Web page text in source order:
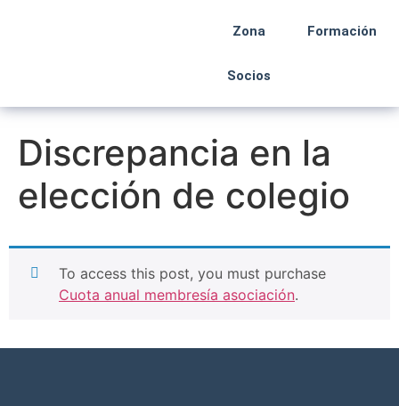
Zona
Socios
Formación
Discrepancia en la
elección de colegio
To access this post, you must purchase
Cuota anual membresía asociación.